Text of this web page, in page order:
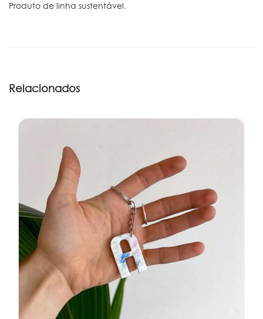
Produto de linha sustentável.
Relacionados